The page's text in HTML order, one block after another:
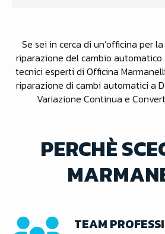
Se sei in cerca di un’officina per
riparazione del cambio automatico
tecnici esperti di Officina
riparazione di cambi automatici a
Variazione Continua e
PERCHÈ
TEAM